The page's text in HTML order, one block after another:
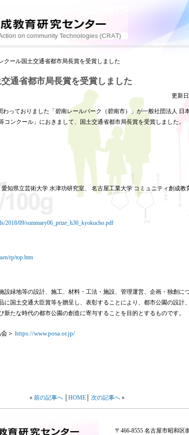
クール国土交通省都市局長賞を受賞しました
通省都市局長賞を受賞しました
更新
っておりました「碧南レールパーク（碧南市）」が一般社団法人 日
コンクール」におきまして、国土交通省都市局長賞を受賞しました。
知県立芸術大学 水津功研究室、 名古屋工業大学 コミュニティ創成教
2018/09/summary06_prize_h30_kyokucho.pdf
rp/top.htm
設緑地等の設計、施工、材料・工法・施設、管理運営、企画・独創に
に国土交通大臣賞等を贈呈し、表彰することにより、都市公園の設計
新たな時代の都市公園の創造に寄与することを目的とするものです。
＞ https://www.posa.or.jp/
« 前の記事へ HOME 次の記事へ »
〒466-8555 名古屋市昭和区